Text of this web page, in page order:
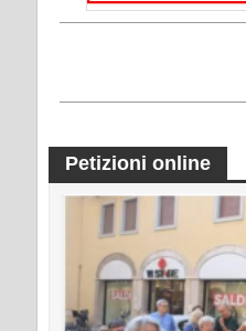
Petizioni online